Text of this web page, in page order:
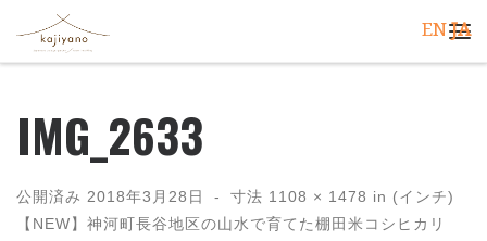
コンテンツへスキップ
IMG_2633
公開済み 2018年3月28日 - 寸法 1108 × 1478 in (インチ)
【NEW】神河町長谷地区の山水で育てた棚田米コシヒカリ
EN JA